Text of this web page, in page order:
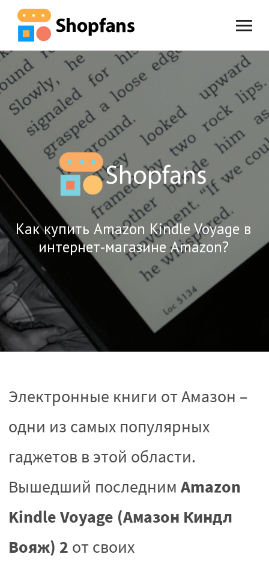
Как купить Amazon Kindle Voyage в
интернет-магазине Amazon?
Электронные книги от Амазон –
одни из самых популярных
гаджетов в этой области.
Вышедший последним Amazon
Kindle Voyage (Амазон Киндл
Вояж) 2 от своих